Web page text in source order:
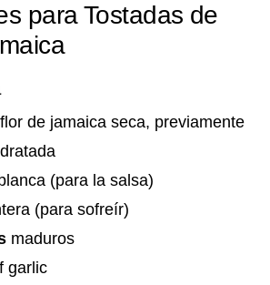
para Tostadas de
de jamaica seca, previamente
blanca (para la salsa)
(para sofreír)
maduros
garlic